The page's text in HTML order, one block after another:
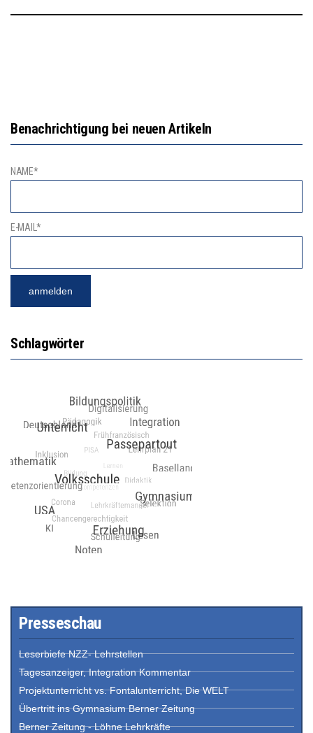
Benachrichtigung bei neuen Artikeln
NAME*
E-MAIL*
Schlagwörter
Presseschau
Leserbiefe NZZ- Lehrstellen
Tagesanzeiger, Integration Kommentar
Projektunterricht vs. Fontalunterricht, Die WELT
Übertritt ins Gymnasium Berner Zeitung
Berner Zeitung - Löhne Lehrkräfte